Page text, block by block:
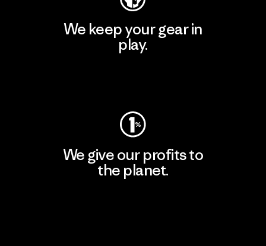
We keep your gear in
play.
We give our profits to
the planet.